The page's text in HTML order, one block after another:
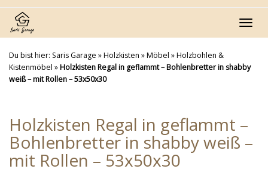
Skip
main
content
Du bist hier: Saris Garage »Holzkisten »Möbel »Holzbohlen &
Kistenmöbel »Holzkisten Regal in geflammt – Bohlenbretter in shabby
weiß – mit Rollen – 53x50x30
Holzkisten Regal in geflammt –
Bohlenbretter in shabby weiß –
mit Rollen – 53x50x30